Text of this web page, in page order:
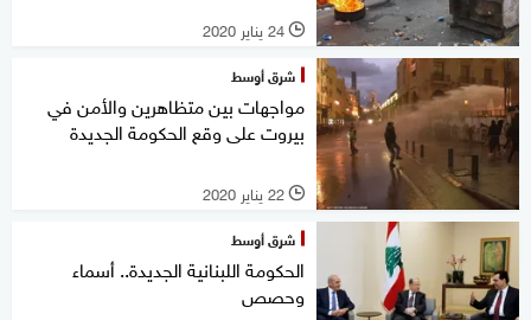
l 24 يناير 2020
شرق أوسط
مواجهات بين متظاهرين والأمن في
بيروت على وقع الحكومة الجديدة
l 22 يناير 2020
شرق أوسط
الحكومة اللبنانية الجديدة.. أسماء
وحصص